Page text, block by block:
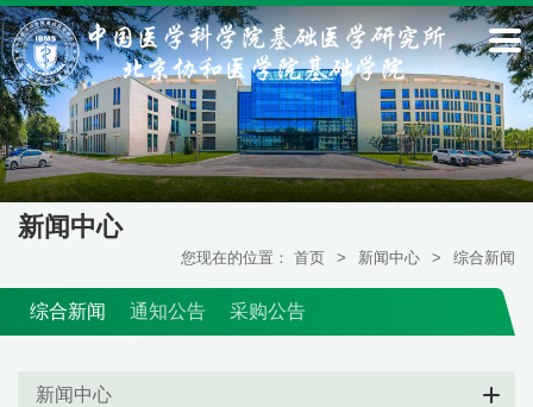
新闻中心
您现在的位置： 首页 > 新闻中心 > 综合新闻
综合新闻 通知公告 采购公告
新闻中心